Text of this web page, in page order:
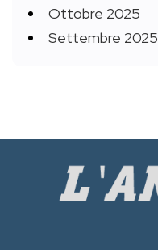
Ottobre 2025
Settembre 2025